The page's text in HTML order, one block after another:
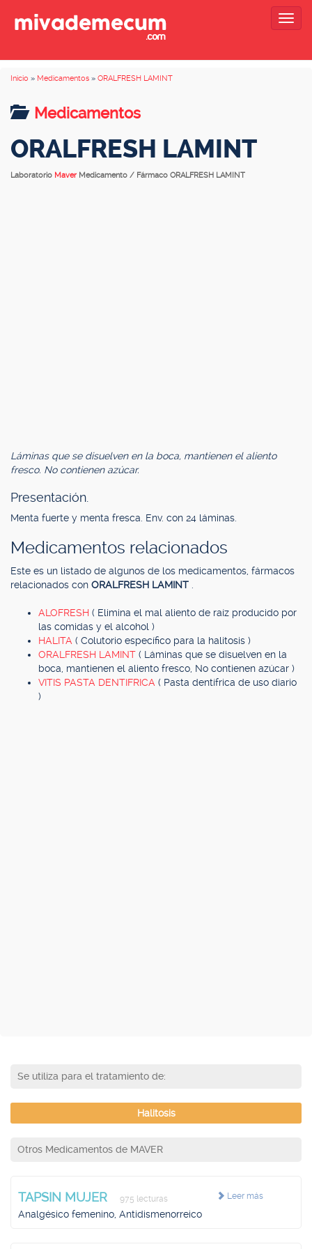
Inicio » Medicamentos » ORALFRESH LAMINT
Medicamentos
ORALFRESH LAMINT
Laboratorio Maver Medicamento / Fármaco ORALFRESH LAMINT
Láminas que se disuelven en la boca, mantienen el aliento
fresco. No contienen azúcar.
Presentación.
Menta fuerte y menta fresca. Env. con 24 láminas.
Medicamentos relacionados
Este es un listado de algunos de los medicamentos, fármacos
relacionados con ORALFRESH LAMINT
ALOFRESH ( Elimina el mal aliento de raíz producido por
las comidas y el alcohol )
HALITA ( Colutorio específico para la halitosis )
ORALFRESH LAMINT ( Láminas que se disuelven en la
boca, mantienen el aliento fresco, No contienen azúcar )
VITIS PASTA DENTIFRICA ( Pasta dentífrica de uso diario
)
Se utiliza para el tratamiento de:
Halitosis
Otros Medicamentos de MAVER
Leer más
TAPSIN MUJER 975 lecturas
Analgésico femenino, Antidismenorreico